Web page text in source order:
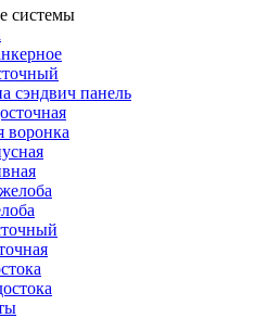
системы
сэндвич панель
воронка